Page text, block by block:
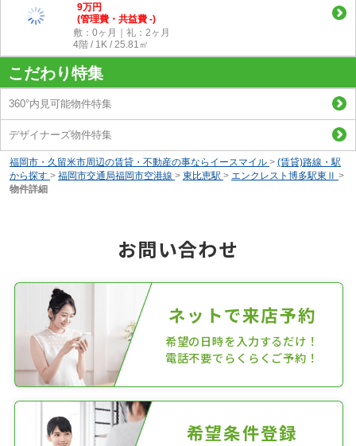
9万円
(管理費・共益費 -)
敷：0ヶ月｜礼：2ヶ月
4階 / 1K / 25.81㎡
こだわり特集
360°内見可能物件特集
デザイナーズ物件特集
福岡市・久留米市周辺の賃貸・不動産の事ならイースマイル > (賃貸)路線・駅
から探す > 福岡市交通局福岡市空港線 > 東比恵駅 > エンクレスト博多駅東Ⅱ >
物件詳細
お問い合わせ
ネットで来店予約
希望の日時を入力するだけ！
電話不要でらくらくご予約！
希望条件登録